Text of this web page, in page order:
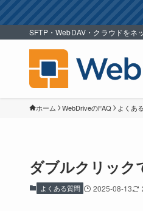
SFTP・WebDAV・クラウドをネ
ホーム WebDriveのFAQ よくあ
ダブルクリック
よくある質問 2025-08-13